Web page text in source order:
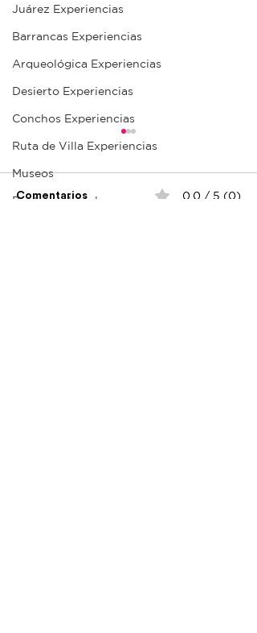
Juárez Experiencias
Barrancas Experiencias
Arqueológica Experiencias
Desierto Experiencias
Conchos Experiencias
Ruta de Villa Experiencias
Museos
Puntos culturales
Comentarios 0.0 / 5 (0)